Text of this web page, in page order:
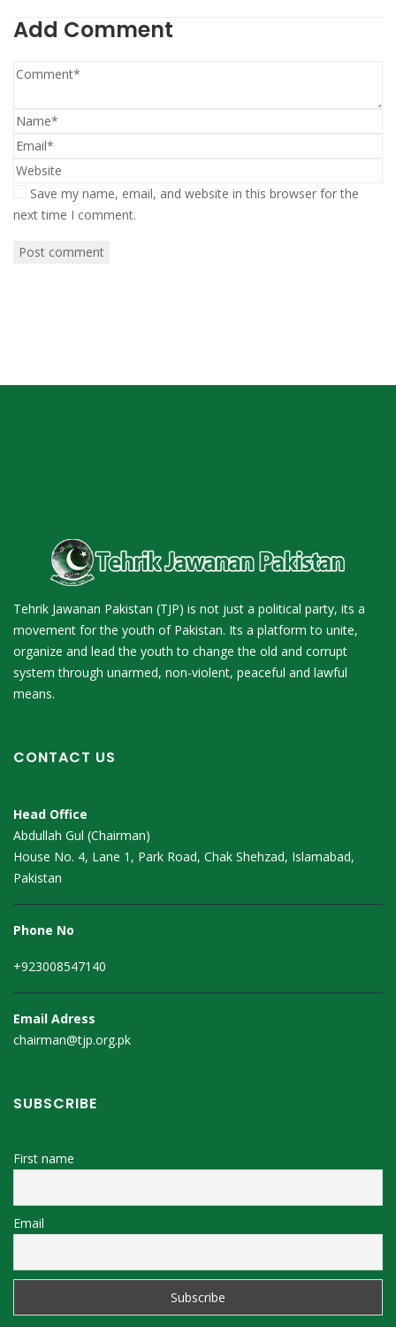
Add Comment
Save my name, email, and website in this browser for the
next time I comment.
Tehrik Jawanan Pakistan (TJP) is not just a political party, its a
movement for the youth of Pakistan. Its a platform to unite,
organize and lead the youth to change the old and corrupt
system through unarmed, non-violent, peaceful and lawful
means.
CONTACT US
Head Office
Abdullah Gul (Chairman)
House No. 4, Lane 1, Park Road, Chak Shehzad, Islamabad,
Pakistan
Phone No
+923008547140
Email Adress
chairman@tjp.org.pk
SUBSCRIBE
First name
Email